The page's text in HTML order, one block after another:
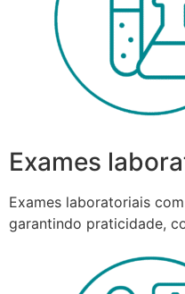
Exames
Exames laboratoriais
garantindo praticidade,